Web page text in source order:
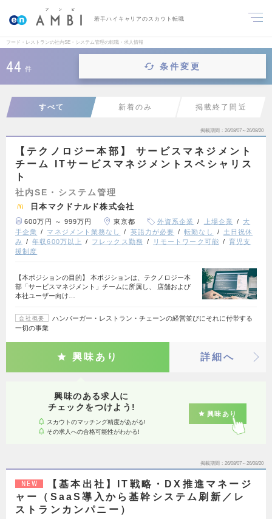
若手ハイキャリアのスカウト転職
フード・レストランの社内SE・システム管理の転職・求人情報
44 件 条件変更
すべて 新着のみ 掲載終了間近
掲載期間 26/08/07～26/08/20
【テクノロジー本部】 サービスマネジメント
チーム ITサービスマネジメントスペシャリス
ト
社内SE・システム管理
日本マクドナルド株式会社
600万円 ～ 999万円 東京都 外資系企業 上場企業
大
手企業
マネジメント業務なし 英語力が必要 転勤なし
土日祝休
み
年収600万以上 フレックス勤務 リモートワーク可能
育児支
援制度
【本ポジションの目的】 本ポジションは、テクノロジー本
部「サービスマネジメント」チームに所属し、 店舗および
本社ユーザー向け…
会社概要
ハンバーガー・レストラン・チェーンの経営並びにそれに付帯する
一切の事業
興味あり 詳細へ
興味のある求人に
チェックをつけよう!
スカウトのマッチング精度があがる!
その求人への合格可能性がわかる!
興味あり
掲載期間 26/08/07～26/08/20
NEW
【基本出社】IT戦略・DX推進マネージ
ャー（SaaS導入から基幹システム刷新／レ
ストランカンパニー）